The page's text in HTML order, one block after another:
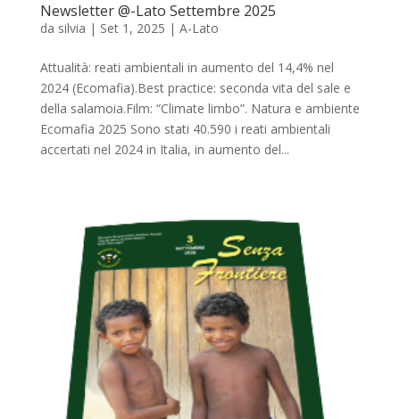
Newsletter @-Lato Settembre 2025
da silvia | Set 1, 2025 | A-Lato
Attualità: reati ambientali in aumento del 14,4% nel
2024 (Ecomafia).Best practice: seconda vita del sale e
della salamoia.Film: “Climate limbo”. Natura e ambiente
Ecomafia 2025 Sono stati 40.590 i reati ambientali
accertati nel 2024 in Italia, in aumento del...